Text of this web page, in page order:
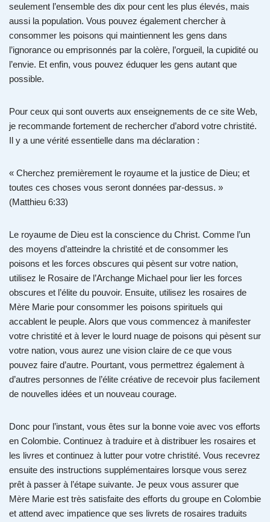
seulement l’ensemble des dix pour cent les plus élevés, mais
aussi la population. Vous pouvez également chercher à
consommer les poisons qui maintiennent les gens dans
l’ignorance ou emprisonnés par la colère, l’orgueil, la cupidité ou
l’envie. Et enfin, vous pouvez éduquer les gens autant que
possible.
Pour ceux qui sont ouverts aux enseignements de ce site Web,
je recommande fortement de rechercher d’abord votre christité.
Il y a une vérité essentielle dans ma déclaration :
« Cherchez premièrement le royaume et la justice de Dieu; et
toutes ces choses vous seront données par-dessus. »
(Matthieu 6:33)
Le royaume de Dieu est la conscience du Christ. Comme l’un
des moyens d’atteindre la christité et de consommer les
poisons et les forces obscures qui pèsent sur votre nation,
utilisez le Rosaire de l’Archange Michael pour lier les forces
obscures et l’élite du pouvoir. Ensuite, utilisez les rosaires de
Mère Marie pour consommer les poisons spirituels qui
accablent le peuple. Alors que vous commencez à manifester
votre christité et à lever le lourd nuage de poisons qui pèsent sur
votre nation, vous aurez une vision claire de ce que vous
pouvez faire d’autre. Pourtant, vous permettrez également à
d’autres personnes de l’élite créative de recevoir plus facilement
de nouvelles idées et un nouveau courage.
Donc pour l’instant, vous êtes sur la bonne voie avec vos efforts
en Colombie. Continuez à traduire et à distribuer les rosaires et
les livres et continuez à lutter pour votre christité. Vous recevrez
ensuite des instructions supplémentaires lorsque vous serez
prêt à passer à l’étape suivante. Je peux vous assurer que
Mère Marie est très satisfaite des efforts du groupe en Colombie
et attend avec impatience que ses livrets de rosaires traduits